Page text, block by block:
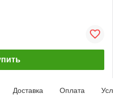
Доставка Оплата